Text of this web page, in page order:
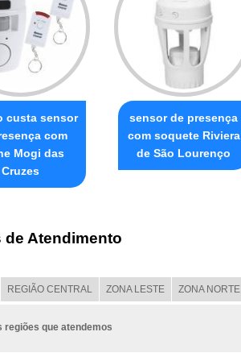
custa sensor
com
Mogi das
Cruzes
sensor de presença
com soquete Riviera
de São Lourenço
de Atendimento
REGIÃO CENTRAL ZONA LESTE ZONA NORTE
regiões que atendemos